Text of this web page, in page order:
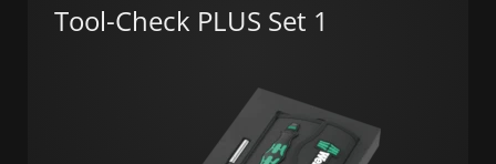
Tool-Check PLUS Set 1